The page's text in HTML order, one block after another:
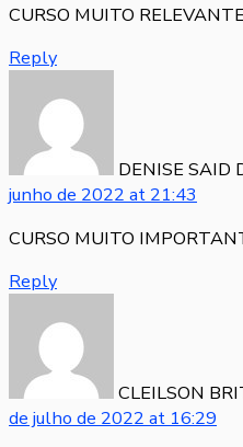
CURSO MUITO
Reply
DENISE SAID
junho de 2022 at 21:43
CURSO MUITO
Reply
CLEILSON
de julho de 2022 at 16:29